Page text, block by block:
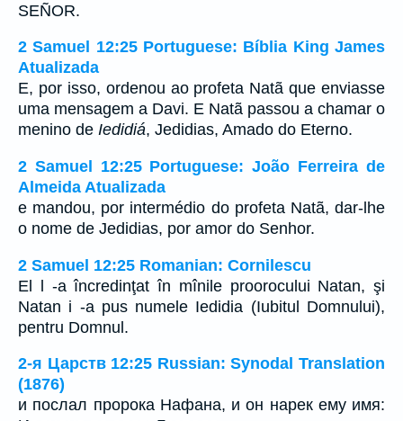
SEÑOR.
2 Samuel 12:25 Portuguese: Bíblia King James
Atualizada
E, por isso, ordenou ao profeta Natã que enviasse
uma mensagem a Davi. E Natã passou a chamar o
menino de Iedidiá, Jedidias, Amado do Eterno.
2 Samuel 12:25 Portuguese: João Ferreira de
Almeida Atualizada
e mandou, por intermédio do profeta Natã, dar-lhe
o nome de Jedidias, por amor do Senhor.
2 Samuel 12:25 Romanian: Cornilescu
El l -a încredinţat în mînile proorocului Natan, şi
Natan i -a pus numele Iedidia (Iubitul Domnului),
pentru Domnul.
2-я Царств 12:25 Russian: Synodal Translation
(1876)
и послал пророка Нафана, и он нарек ему имя: